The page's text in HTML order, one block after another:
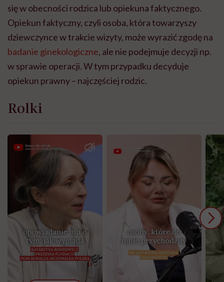
się w obecności rodzica lub opiekuna faktycznego.
Opiekun faktyczny, czyli osoba, która towarzyszy
dziewczynce w trakcie wizyty, może wyrazić zgodę na
badanie ginekologiczne, ale nie podejmuje decyzji np.
w sprawie operacji. W tym przypadku decyduje
opiekun prawny – najczęściej rodzic.
Rolki